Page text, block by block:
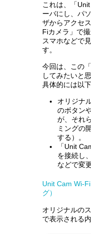
これは、「
ーバにし、パ
ザからアクセ
Fiカメラ」で
スマホなどで
す。
今回は、この
してみたいと
具体的には以
オリジナ
のボタン
が、それ
ミングの
する）。
「Unit
を接続し
などで変
Unit Cam Wi-
グ）
オリジナルの
で表示される